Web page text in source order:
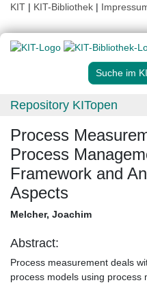
KIT | KIT-Bibliothek |
Suche im
Repository KITopen
Process
Process
Framework and
Aspects
Melcher, Joachim
Abstract:
Process measurement deals
process models using process